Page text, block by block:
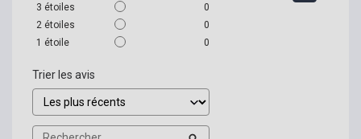
3 étoiles
0
2 étoiles
0
1 étoile 0
Trier les avis